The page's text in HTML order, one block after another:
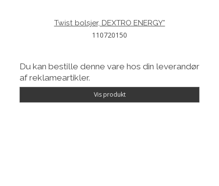
Twist bolsjer, DEXTRO ENERGY*
110720150
Du kan bestille denne vare hos din leverandør
af reklameartikler.
Vis produkt